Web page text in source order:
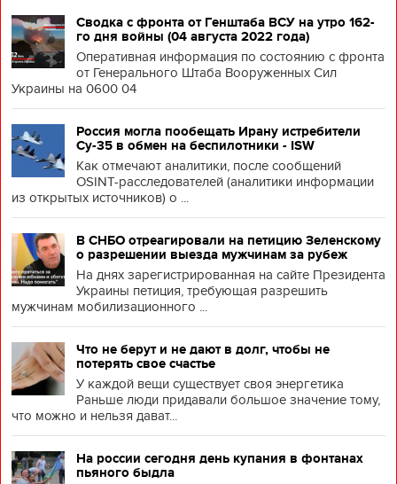
Сводка с фронта от Генштаба ВСУ на утро 162-
го дня войны (04 августа 2022 года)
Оперативная информация по состоянию с фронта
от Генерального Штаба Вооруженных Сил
Украины на 0600 04
Россия могла пообещать Ирану истребители
Су-35 в обмен на беспилотники - ISW
Как отмечают аналитики, после сообщений
OSINT-расследователей (аналитики информации
из открытых источников) о ...
В СНБО отреагировали на петицию Зеленскому
о разрешении выезда мужчинам за рубеж
На днях зарегистрированная на сайте Президента
Украины петиция, требующая разрешить
мужчинам мобилизационного ...
Что не берут и не дают в долг, чтобы не
потерять свое счастье
У каждой вещи существует своя энергетика
Раньше люди придавали большое значение тому,
что можно и нельзя дават...
На россии сегодня день купания в фонтанах
пьяного быдла